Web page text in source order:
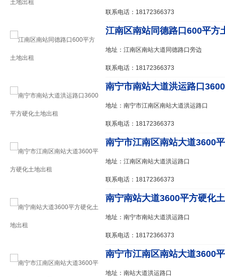
联系电话：18172366373
江南区南站同德路口600平方
地址：江南区南站大道同德路口旁边
联系电话：18172366373
南宁市南站大道洪运路口
地址：南宁市江南区南站大道洪运路口
联系电话：18172366373
南宁市江南区南站大道3600
地址：江南区南站大道洪运路口
联系电话：18172366373
南宁南站大道3600平方硬化
地址：南宁市南站大道洪运路口
联系电话：18172366373
南宁市江南区南站大道3600
地址：南站大道洪运路口